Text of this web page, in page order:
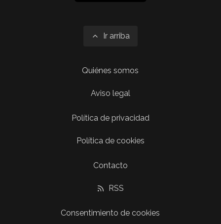
Ir arriba
Quiénes somos
Aviso legal
Política de privacidad
Política de cookies
Contacto
RSS
Consentimiento de cookies